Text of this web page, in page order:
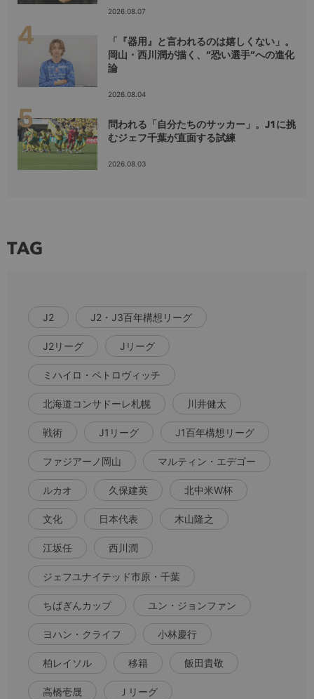
2026.08.07
「『器用』と言われるのは嬉しくない」。
岡山・西川潤が描く、”恐い選手”への進化
論
2026.08.04
問われる「自分たちのサッカー」。J1に挑
むジェフ千葉が直面する試練
2026.08.03
TAG
J2 J2・J3百年構想リーグ
J2リーグ Jリーグ
ミハイロ・ペトロヴィッチ
北海道コンサドーレ札幌 川井健太
戦術 J1リーグ J1百年構想リーグ
ファジアーノ岡山 マルティン・エデゴー
ルカオ 久保建英 北中米W杯
文化 日本代表 木山隆之
江坂任 西川潤
ジェフユナイテッド市原・千葉
ちばぎんカップ ユン・ジョンファン
ヨハン・クライフ 小林慶行
柏レイソル 移籍 飯田貴敬
高橋壱晟 Ｊリーグ